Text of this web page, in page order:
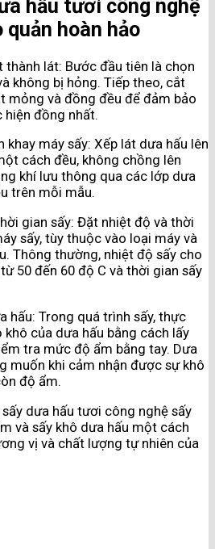
hấu tươi công nghệ
quản hoàn hảo
thành lát: Bước đầu tiên là chọn
không bị hỏng. Tiếp theo, cắt
mỏng và đồng đều để đảm bảo
đồng nhất.
khay máy sấy: Xếp lát dưa hấu lên
cách đều, không chồng lên
khí lưu thông qua các lớp dưa
trên mỗi mẫu.
gian sấy: Đặt nhiệt độ và thời
sấy, tùy thuộc vào loại máy và
Thông thường, nhiệt độ sấy cho
50 đến 60 độ C và thời gian sấy
hấu: Trong quá trình sấy, thực
của dưa hấu bằng cách lấy
tra mức độ ẩm bằng tay. Dưa
muốn khi cảm nhận được sự khô
độ ẩm.
dưa hấu tươi công nghệ sấy
và sấy khô dưa hấu một cách
vị và chất lượng tự nhiên của